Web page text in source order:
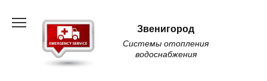
содержанию
Звенигород
Системы отопления
водоснабжения